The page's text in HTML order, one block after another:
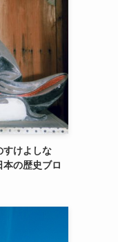
すけよしな
の歴史ブロ